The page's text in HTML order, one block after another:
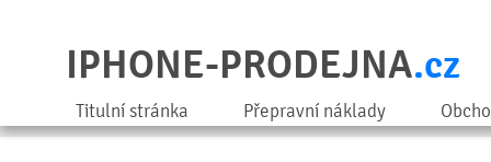
IPHONE-PRODEJNA.cz
Titulní stránka Přepravní náklady